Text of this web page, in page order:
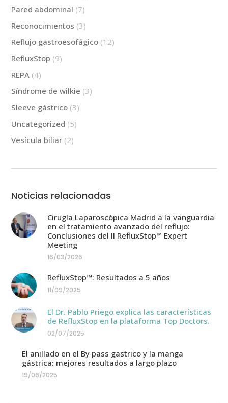
Pared abdominal (7)
Reconocimientos (3)
Reflujo gastroesofágico (12)
RefluxStop (9)
REPA (4)
Síndrome de wilkie (3)
Sleeve gástrico (3)
Uncategorized (5)
Vesícula biliar (2)
Noticias relacionadas
Cirugía Laparoscópica Madrid a la vanguardia
en el tratamiento avanzado del reflujo:
Conclusiones del II RefluxStop™ Expert
Meeting
16/03/2026
RefluxStop™: Resultados a 5 años
11/09/2025
El Dr. Pablo Priego explica las características
de RefluxStop en la plataforma Top Doctors.
02/07/2025
El anillado en el By pass gastrico y la manga
gástrica: mejores resultados a largo plazo
19/06/2025